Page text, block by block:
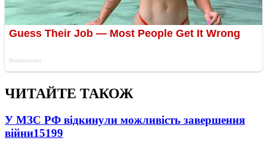
ЧИТАЙТЕ ТАКОЖ
У МЗС РФ відкинули можливість завершення
війни15199